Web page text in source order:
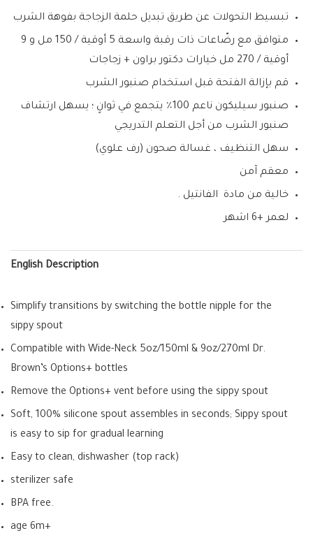
تبسيط التحولات عن طريق تبديل حلمة الزجاجة بفوهة الشرب
متوافق مع رضّاعات ذات رقبة واسعة 5 أوقية / 150 مل و 9
أوقية / 270 مل خيارات دكتور براون + زجاجات
قم بإزالة الفتحة قبل استخدام صنبور الشرب
صنبور سيليكون ناعم 100٪ يتجمع في ثوانٍ ؛ يسهل ارتشاف
صنبور الشرب من أجل التعلم التدريجي
سهل التنظيف ، غسالة صحون (رف علوي)
معقم آمن
خالية من مادة الفانتيل .
لعمر +6 اشهر
English Description
Simplify transitions by switching the bottle nipple for the
sippy spout
Compatible with Wide-Neck 5oz/150ml & 9oz/270ml Dr.
Brown’s Options+ bottles
Remove the Options+ vent before using the sippy spout
Soft, 100% silicone spout assembles in seconds; Sippy spout
is easy to sip for gradual learning
Easy to clean, dishwasher (top rack)
sterilizer safe
BPA free.
age 6m+